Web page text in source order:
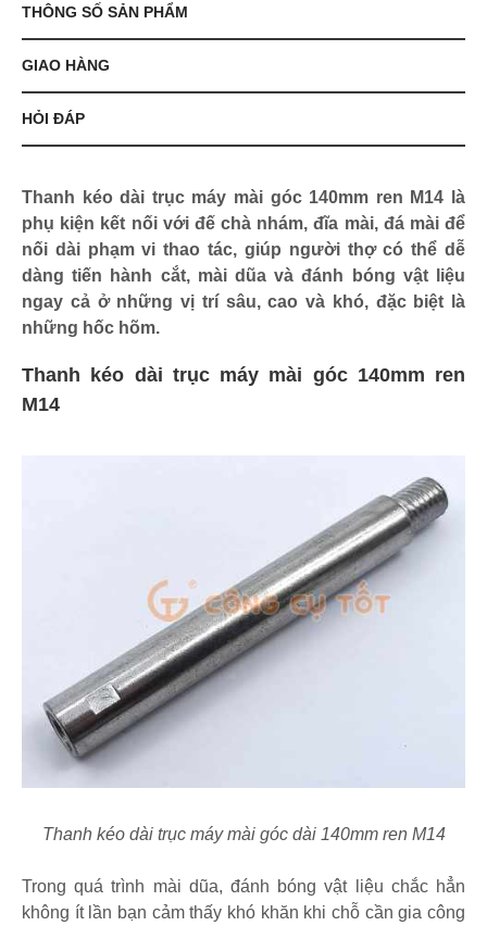
THÔNG SỐ SẢN PHẨM
GIAO HÀNG
HỎI ĐÁP
Thanh kéo dài trục máy mài góc 140mm ren M14 là
phụ kiện kết nối với đế chà nhám, đĩa mài, đá mài để
nối dài phạm vi thao tác, giúp người thợ có thể dễ
dàng tiến hành cắt, mài dũa và đánh bóng vật liệu
ngay cả ở những vị trí sâu, cao và khó, đặc biệt là
những hốc hõm.
Thanh kéo dài trục máy mài góc 140mm ren
M14
Thanh kéo dài trục máy mài góc dài 140mm ren M14
Trong quá trình mài dũa, đánh bóng vật liệu chắc hẳn
không ít lần bạn cảm thấy khó khăn khi chỗ cần gia công